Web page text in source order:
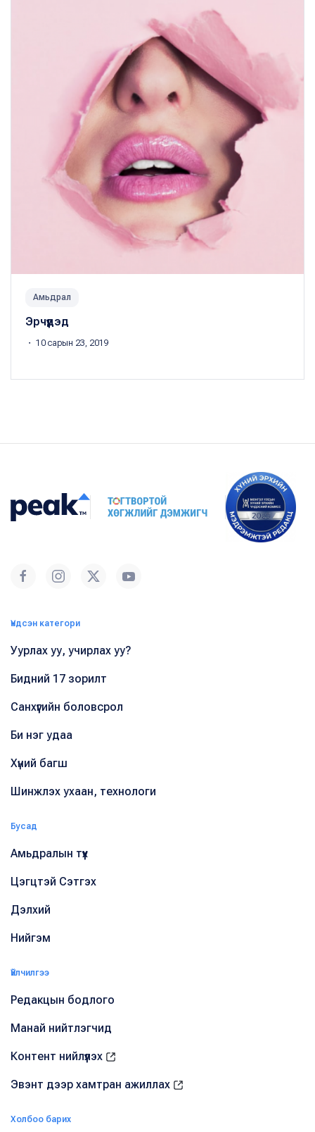
Амьдрал
Эрчүүдэд
・ 10 сарын 23, 2019
Үндсэн категори
Уурлах уу, учирлах уу?
Бидний 17 зорилт
Санхүүгийн боловсрол
Би нэг удаа
Хүний багш
Шинжлэх ухаан, технологи
Бусад
Амьдралын түүх
Цэгцтэй Сэтгэх
Дэлхий
Нийгэм
Үйлчилгээ
Редакцын бодлого
Манай нийтлэгчид
Контент нийлүүлэх
Эвэнт дээр хамтран ажиллах
Холбоо барих